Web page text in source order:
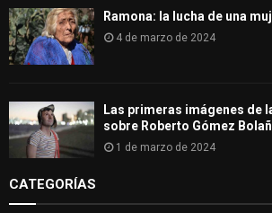
Ramona: la lucha de una
4 de marzo de 2024
Las primeras imágenes de
sobre Roberto Gómez
1 de marzo de 2024
CATEGORÍAS